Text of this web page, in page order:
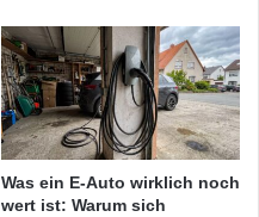
Was ein E-Auto wirklich noch
wert ist: Warum sich